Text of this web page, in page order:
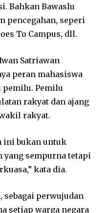
Bahkan Bawaslu
pencegahan, seperi
To Campus, dll.
Satriawan
peran mahasiswa
pemilu. Pemilu
rakyat dan ajang
rakyat.
ini bukan untuk
sempurna tetapi
kata dia.
sebagai perwujudan
setiap warga negara